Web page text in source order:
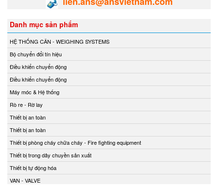
Danh mục sản phẩm
HỆ THỐNG CÂN - WEIGHING SYSTEMS
Bộ chuyển đổi tín hiệu
Điều khiển chuyển động
Điều khiển chuyển động
Máy móc & Hệ thống
Rò re - Rờ lay
Thiết bị an toàn
Thiết bị an toàn
Thiết bị phòng cháy chữa cháy - Fire fighting equipment
Thiết bị trong dây chuyền sản xuất
Thiết bị tự động hóa
VAN - VALVE